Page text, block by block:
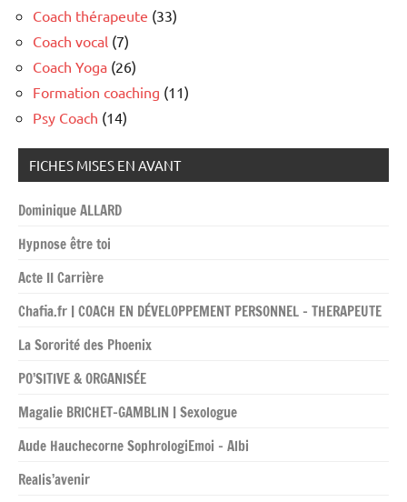
Coach thérapeute (33)
Coach vocal (7)
Coach Yoga (26)
Formation coaching (11)
Psy Coach (14)
FICHES MISES EN AVANT
Dominique ALLARD
Hypnose être toi
Acte II Carrière
Chafia.fr | COACH EN DÉVELOPPEMENT PERSONNEL – THERAPEUTE
La Sororité des Phoenix
PO’SITIVE & ORGANISÉE
Magalie BRICHET-GAMBLIN | Sexologue
Aude Hauchecorne SophrologiEmoi – Albi
Realis’avenir